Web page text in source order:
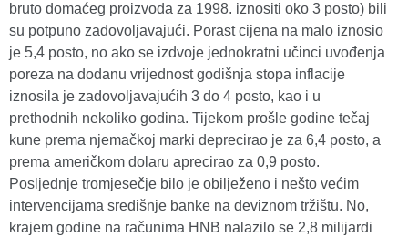
bruto domaćeg proizvoda za 1998. iznositi oko 3 posto) bili
su potpuno zadovoljavajući. Porast cijena na malo iznosio
je 5,4 posto, no ako se izdvoje jednokratni učinci uvođenja
poreza na dodanu vrijednost godišnja stopa inflacije
iznosila je zadovoljavajućih 3 do 4 posto, kao i u
prethodnih nekoliko godina. Tijekom prošle godine tečaj
kune prema njemačkoj marki deprecirao je za 6,4 posto, a
prema američkom dolaru aprecirao za 0,9 posto.
Posljednje tromjesečje bilo je obilježeno i nešto većim
intervencijama središnje banke na deviznom tržištu. No,
krajem godine na računima HNB nalazilo se 2,8 milijardi